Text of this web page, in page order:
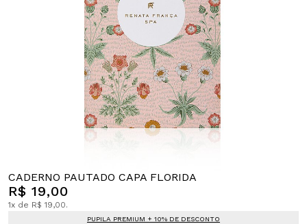
CADERNO PAUTADO CAPA FLORIDA
R$ 19,00
1x de R$ 19,00.
PUPILA PREMIUM + 10% DE DESCONTO